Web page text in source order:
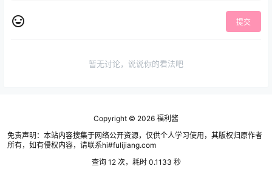
提交
暂无讨论，说说你的看法吧
Copyright © 2026 福利酱
免责声明：本站内容搜集于网络公开资源，仅供个人学习使用，其版权归原作者
所有，如有侵权内容，请联系hi#fulijiang.com
查询 12 次，耗时 0.1133 秒